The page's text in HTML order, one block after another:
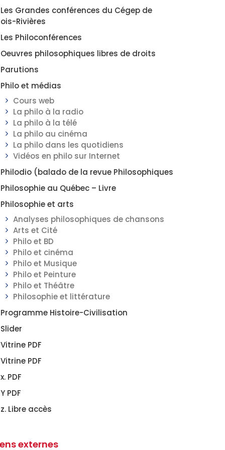
Les Grandes conférences du Cégep de
Rivières
Les Philoconférences
Oeuvres philosophiques libres de droits
Parutions
Philo et médias
Cours web
La philo à la radio
La philo à la télé
La philo au cinéma
La philo dans les quotidiens
Vidéos en philo sur Internet
Philodio (balado de la revue Philosophiques
Philosophie au Québec – Livre
Philosophie et arts
Analyses philosophiques de chansons
Arts et Cité
Philo et BD
Philo et cinéma
Philo et Musique
Philo et Peinture
Philo et Théâtre
Philosophie et littérature
Programme Histoire-Civilisation
Slider
Vitrine PDF
Vitrine PDF
x. PDF
Y PDF
z. Libre accès
externes